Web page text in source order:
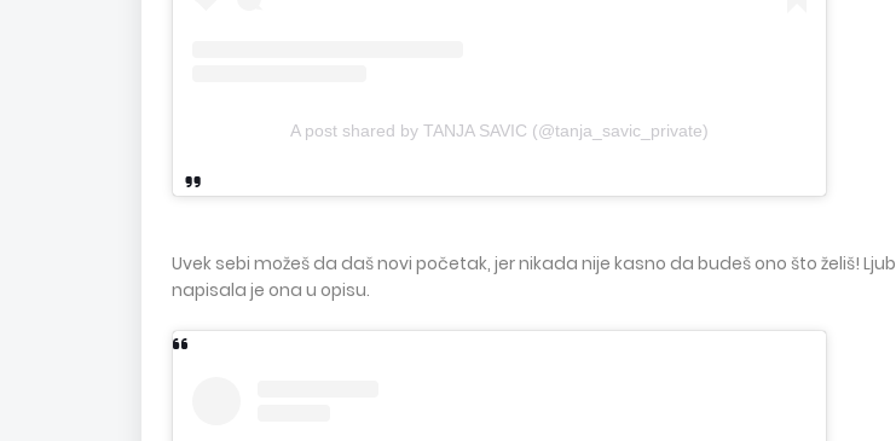
A post shared by TANJA SAVIC (@tanja_savic_private)
Uvek sebi možeš da daš novi početak, jer nikada nije kasno da budeš ono što želiš!
napisala je ona u opisu.